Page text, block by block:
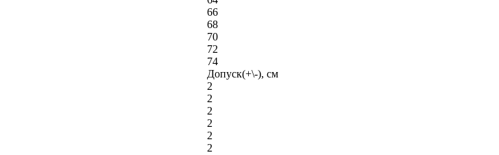
66
68
70
72
74
Допуск(+\-), см
2
2
2
2
2
2